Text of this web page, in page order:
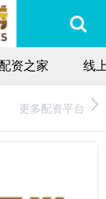
资之家 线
更多配资平台